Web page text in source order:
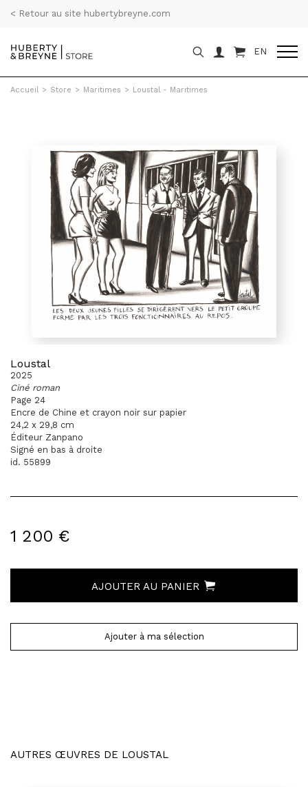
< Retour au site hubertybreyne.com
EN
Accueil > Store > Maritimes > Loustal - Maritimes
Loustal
2025
Ciné roman
Page 24
Encre de Chine et crayon noir sur papier
24,2 x 29,8 cm
Éditeur Zanpano
Signé en bas à droite
id. 55899
1 200 €
AJOUTER AU PANIER
Ajouter à ma sélection
AUTRES ŒUVRES DE LOUSTAL